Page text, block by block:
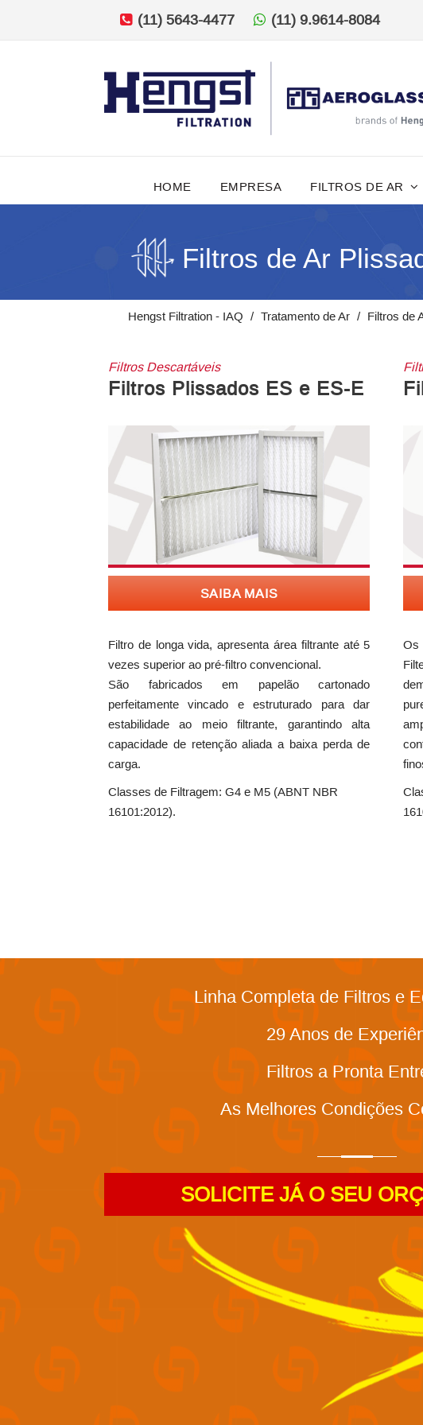
(11) 5643-4477 (11) 9.9614-8084
HOME EMPRESA FILTROS DE AR
Filtros de Ar
Hengst Filtration - IAQ Tratamento de Ar Filtros de
Filtros Descartáveis
Filtros Plissados ES e ES-E
SAIBA MAIS
Filtro de longa vida, apresenta área filtrante até 5
vezes superior ao pré-filtro convencional.
São fabricados em papelão cartonado
perfeitamente vincado e estruturado para dar
estabilidade ao meio filtrante, garantindo alta
capacidade de retenção aliada a baixa perda de
carga.
Classes de Filtragem: G4 e M5 (ABNT NBR
16101:2012).
Os
Linha Completa de Filtros e
29 Anos de
Filtros a Pronta
As Melhores Condições
SOLICITE JÁ O SEU